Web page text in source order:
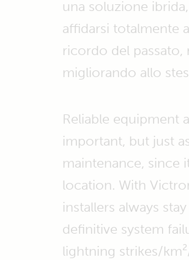
una soluzione
affidarsi totalmente
ricordo del
migliorando allo
Reliable equipment
important, but just
maintenance, since
location. With
installers always
definitive system
lightning strikes/